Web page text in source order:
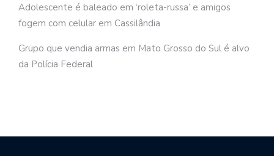
Adolescente é baleado em ‘roleta-russa’ e amigos
fogem com celular em Cassilândia
Grupo que vendia armas em Mato Grosso do Sul é alvo
da Polícia Federal